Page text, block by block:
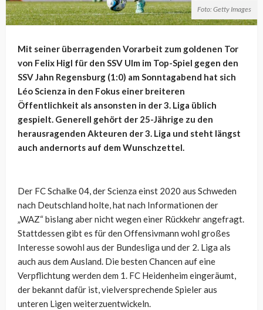
Foto: Getty Images
Mit seiner überragenden Vorarbeit zum goldenen Tor
von Felix Higl für den SSV Ulm im Top-Spiel gegen den
SSV Jahn Regensburg (1:0) am Sonntagabend hat sich
Léo Scienza in den Fokus einer breiteren
Öffentlichkeit als ansonsten in der 3. Liga üblich
gespielt. Generell gehört der 25-Jährige zu den
herausragenden Akteuren der 3. Liga und steht längst
auch andernorts auf dem Wunschzettel.
Der FC Schalke 04, der Scienza einst 2020 aus Schweden
nach Deutschland holte, hat nach Informationen der
„WAZ“ bislang aber nicht wegen einer Rückkehr angefragt.
Stattdessen gibt es für den Offensivmann wohl großes
Interesse sowohl aus der Bundesliga und der 2. Liga als
auch aus dem Ausland. Die besten Chancen auf eine
Verpflichtung werden dem 1. FC Heidenheim eingeräumt,
der bekannt dafür ist, vielversprechende Spieler aus
unteren Ligen weiterzuentwickeln.